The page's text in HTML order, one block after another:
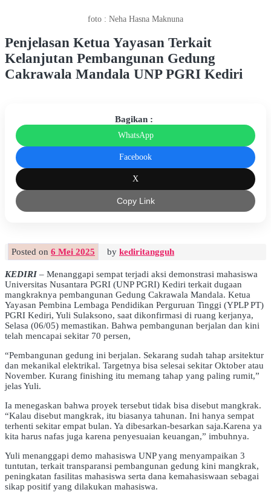
foto : Neha Hasna Maknuna
Penjelasan Ketua Yayasan Terkait
Kelanjutan Pembangunan Gedung
Cakrawala Mandala UNP PGRI Kediri
Bagikan :
WhatsApp
Facebook
X
Copy Link
Posted on 6 Mei 2025 by kediritangguh
KEDIRI– Menanggapi sempat terjadi aksi demonstrasi mahasiswa
Universitas Nusantara PGRI (UNP PGRI) Kediri terkait dugaan
mangkraknya pembangunan Gedung Cakrawala Mandala. Ketua
Yayasan Pembina Lembaga Pendidikan Perguruan Tinggi (YPLP PT)
PGRI Kediri, Yuli Sulaksono, saat dikonfirmasi di ruang kerjanya,
Selasa (06/05) memastikan. Bahwa pembangunan berjalan dan kini
telah mencapai sekitar 70 persen,
“Pembangunan gedung ini berjalan. Sekarang sudah tahap arsitektur
dan mekanikal elektrikal. Targetnya bisa selesai sekitar Oktober atau
November. Kurang finishing itu memang tahap yang paling rumit,”
jelas Yuli.
Ia menegaskan bahwa proyek tersebut tidak bisa disebut mangkrak.
“Kalau disebut mangkrak, itu biasanya tahunan. Ini hanya sempat
terhenti sekitar empat bulan. Ya dibesarkan-besarkan saja.Karena ya
kita harus nafas juga karena penyesuaian keuangan,” imbuhnya.
Yuli menanggapi demo mahasiswa UNP yang menyampaikan 3
tuntutan, terkait transparansi pembangunan gedung kini mangkrak,
peningkatan fasilitas mahasiswa serta dana kemahasiswaan sebagai
sikap positif yang dilakukan mahasiswa.